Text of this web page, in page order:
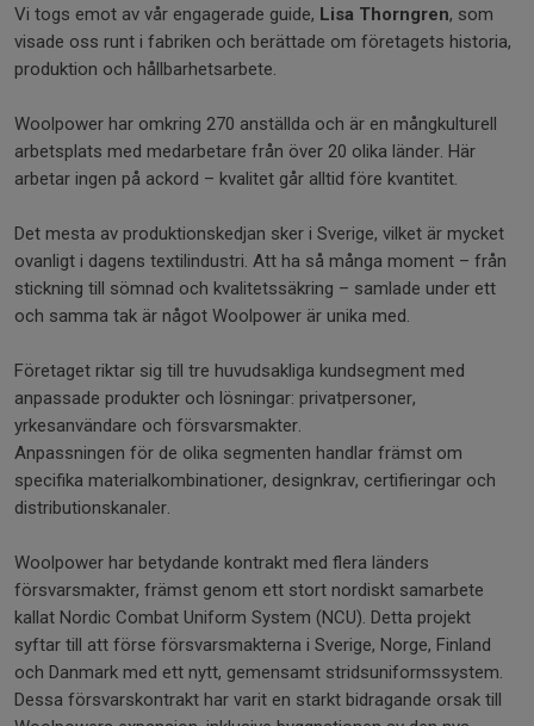
Vi togs emot av vår engagerade guide, Lisa Thorngren, som
visade oss runt i fabriken och berättade om företagets historia,
produktion och hållbarhetsarbete.
Woolpower har omkring 270 anställda och är en mångkulturell
arbetsplats med medarbetare från över 20 olika länder. Här
arbetar ingen på ackord – kvalitet går alltid före kvantitet.
Det mesta av produktionskedjan sker i Sverige, vilket är mycket
ovanligt i dagens textilindustri. Att ha så många moment – från
stickning till sömnad och kvalitetssäkring – samlade under ett
och samma tak är något Woolpower är unika med.
Företaget riktar sig till tre huvudsakliga kundsegment med
anpassade produkter och lösningar: privatpersoner,
yrkesanvändare och försvarsmakter.
Anpassningen för de olika segmenten handlar främst om
specifika materialkombinationer, designkrav, certifieringar och
distributionskanaler.
Woolpower har betydande kontrakt med flera länders
försvarsmakter, främst genom ett stort nordiskt samarbete
kallat Nordic Combat Uniform System (NCU). Detta projekt
syftar till att förse försvarsmakterna i Sverige, Norge, Finland
och Danmark med ett nytt, gemensamt stridsuniformssystem.
Dessa försvarskontrakt har varit en starkt bidragande orsak till